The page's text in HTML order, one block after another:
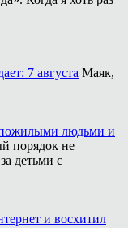
7 августа Маяк,
пожилыми людьми и
порядок не
детьми с
и восхитил